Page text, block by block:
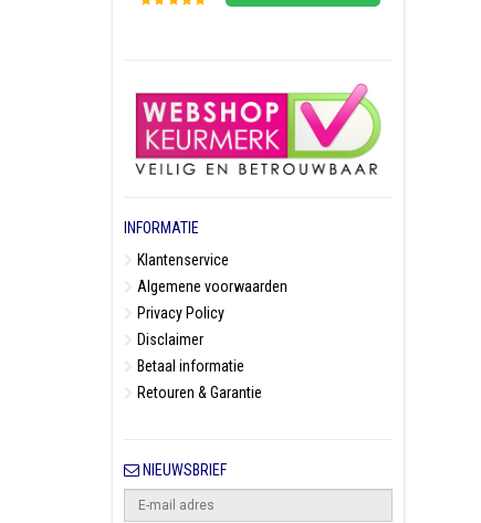
INFORMATIE
Klantenservice
Algemene voorwaarden
Privacy Policy
Disclaimer
Betaal informatie
Retouren & Garantie
NIEUWSBRIEF